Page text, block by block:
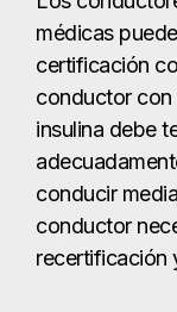
médicas
certificación
conductor con
insulina debe
conducir
conductor
recertificación